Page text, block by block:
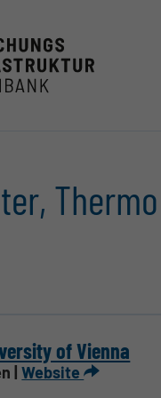
of Vienna
|Website